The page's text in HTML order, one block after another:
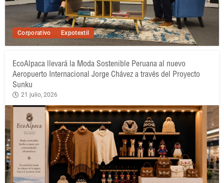
Corporativo Expotextil
EcoAlpaca llevará la Moda Sostenible Peruana al nuevo
Aeropuerto Internacional Jorge Chávez a través del Proyecto
Sunku
21 julio, 2026